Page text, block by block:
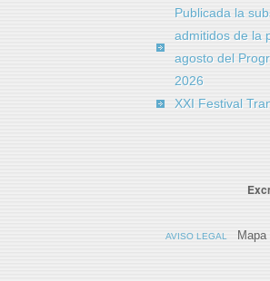
Publicada la
admitidos de la
agosto del
2026
XXI Festival
AVISO LEGAL